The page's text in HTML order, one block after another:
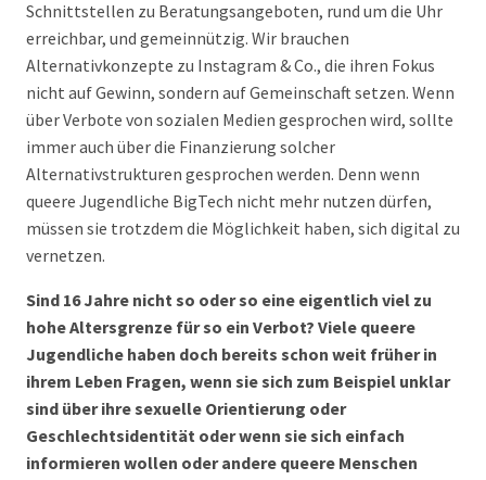
Schnittstellen zu Beratungsangeboten, rund um die Uhr
erreichbar, und gemeinnützig. Wir brauchen
Alternativkonzepte zu Instagram & Co., die ihren Fokus
nicht auf Gewinn, sondern auf Gemeinschaft setzen. Wenn
über Verbote von sozialen Medien gesprochen wird, sollte
immer auch über die Finanzierung solcher
Alternativstrukturen gesprochen werden. Denn wenn
queere Jugendliche BigTech nicht mehr nutzen dürfen,
müssen sie trotzdem die Möglichkeit haben, sich digital zu
vernetzen.
Sind 16 Jahre nicht so oder so eine eigentlich viel zu
hohe Altersgrenze für so ein Verbot? Viele queere
Jugendliche haben doch bereits schon weit früher in
ihrem Leben Fragen, wenn sie sich zum Beispiel unklar
sind über ihre sexuelle Orientierung oder
Geschlechtsidentität oder wenn sie sich einfach
informieren wollen oder andere queere Menschen